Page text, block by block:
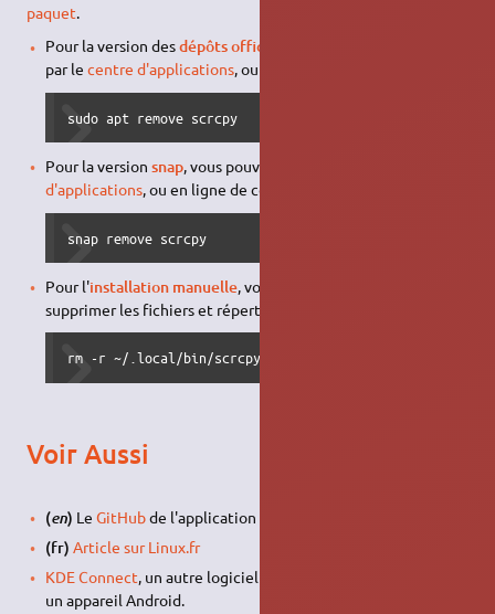
paquet.
Pour la version desdépôts officiels APT
par le centre d'applications, ou en ligne de commande :
sudo apt remove scrcpy
Pour la version snap, vous pouvez aussi passer par le
d'applications, ou en ligne de commande :
snap remove scrcpy
Pour l'installation manuelle, vous devez simplement
supprimer les fichiers et répertoires créés :
rm -r ~/.local/bin/scrcpy ~/.local/bin/scrcpy-linux-
Voir Aussi
(en) Le GitHubde l'application est son seul site officiel.
(fr) Article sur Linux.fr
KDE Connect , un autre logiciel permettant d'échanger avec
un appareil Android.